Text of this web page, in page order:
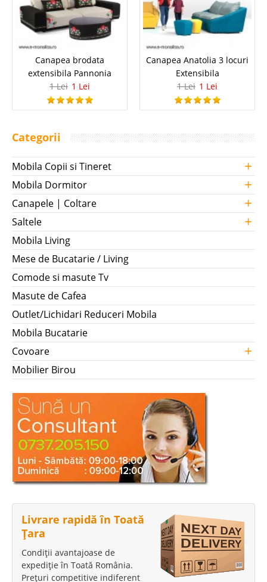
Canapea brodata
extensibila Pannonia
1 Lei 1 Lei
Canapea Anatolia 3 locuri
Extensibila
1 Lei 1 Lei
Categorii
Mobila Copii si Tineret +
Mobila Dormitor +
Canapele | Coltare +
Saltele +
Mobila Living
Mese de Bucatarie / Living
Comode si masute Tv
Masute de Cafea
Outlet/Lichidari Reduceri Mobila
Mobila Bucatarie
Covoare
+
Mobilier Birou
Livrare rapidă în Toată
Țara
Condiții avantajoase de
expediție în Toată România.
Prețuri competitive indiferent